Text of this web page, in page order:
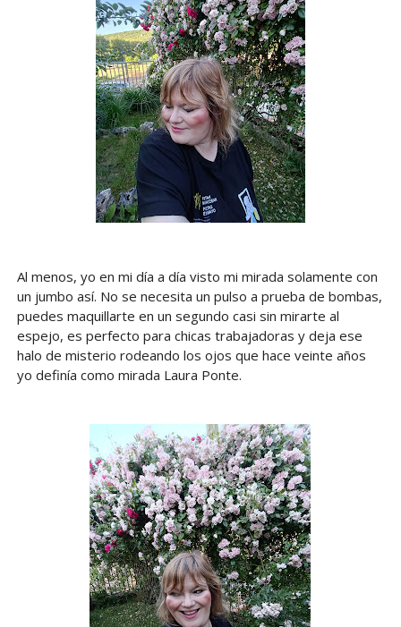
Al menos, yo en mi día a día visto mi mirada solamente con
un jumbo así. No se necesita un pulso a prueba de bombas,
puedes maquillarte en un segundo casi sin mirarte al
espejo, es perfecto para chicas trabajadoras y deja ese
halo de misterio rodeando los ojos que hace veinte años
yo definía como mirada Laura Ponte.